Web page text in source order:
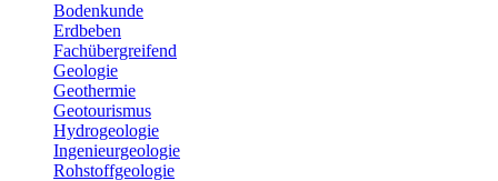
Bodenkunde
Erdbeben
Fachübergreifend
Geologie
Geothermie
Geotourismus
Hydrogeologie
Ingenieurgeologie
Rohstoffgeologie